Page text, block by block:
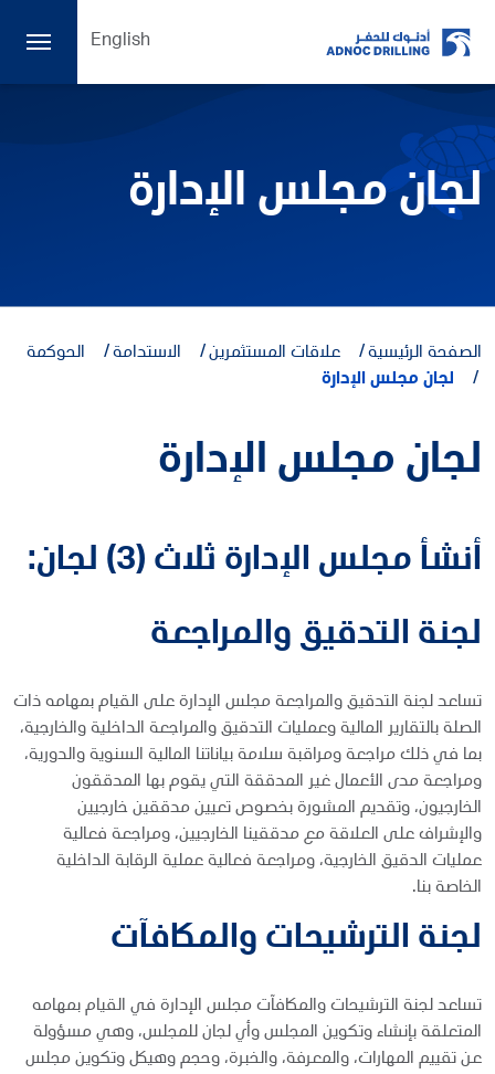
English
لجان مجلس الإدارة
الصفحة الرئيسية علاقات المستثمرين الاستدامة
الحوكمة
لجان مجلس الإدارة
لجان مجلس الإدارة
أنشأ مجلس الإدارة ثلاث (3) لجان:
لجنة التدقيق والمراجعة
تساعد لجنة التدقيق والمراجعة مجلس الإدارة على القيام بمهامه ذات
الصلة بالتقارير المالية وعمليات التدقيق والمراجعة الداخلية والخارجية،
بما في ذلك مراجعة ومراقبة سلامة بياناتنا المالية السنوية والدورية،
ومراجعة مدى الأعمال غير المدققة التي يقوم بها المدققون
الخارجيون، وتقديم المشورة بخصوص تعيين مدققين خارجيين
والإشراف على العلاقة مع مدققينا الخارجيين، ومراجعة فعالية
عمليات الدقيق الخارجية، ومراجعة فعالية عملية الرقابة الداخلية
الخاصة بنا.
لجنة الترشيحات والمكافآت
تساعد لجنة الترشيحات والمكافآت مجلس الإدارة في القيام بمهامه
المتعلقة بإنشاء وتكوين المجلس وأي لجان للمجلس، وهي مسؤولة
عن تقييم المهارات، والمعرفة، والخبرة، وحجم وهيكل وتكوين مجلس